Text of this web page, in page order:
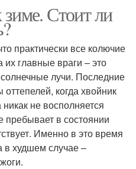
зиме. Стоит ли
практически все колючие
главные враги – это
лучи. Последние
когда хвойник
не восполняется
пребывает в состоянии
Именно в это время
в худшем случае –